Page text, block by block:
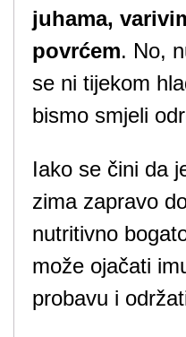
juhama,
povrćem. No,
se ni tijekom
bismo smjeli
Iako se čini da
zima zapravo
nutritivno
može ojačati
probavu i